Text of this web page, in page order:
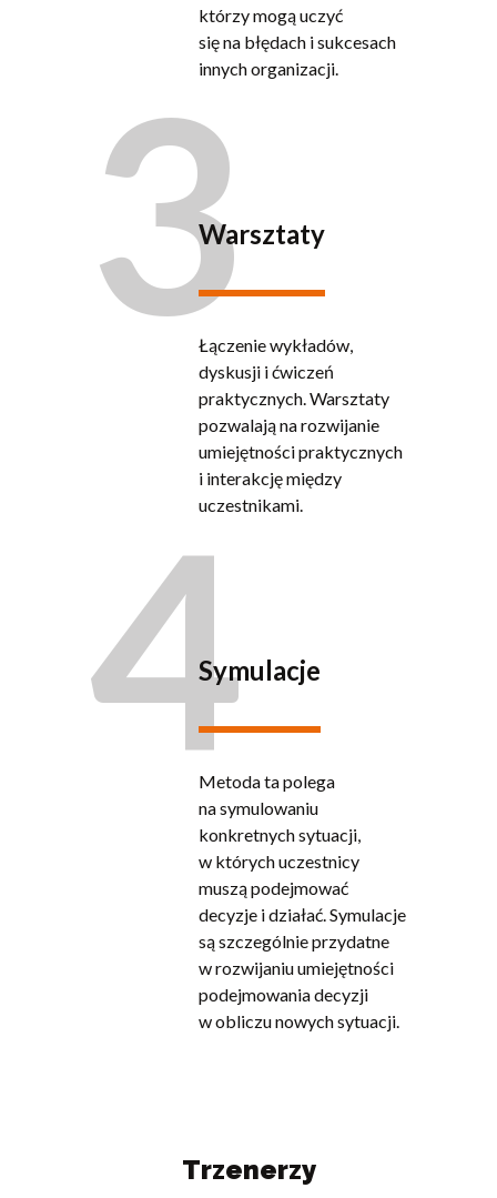
którzy mogą uczyć
się na błędach i sukcesach
innych organizacji.
3Warsztaty
Łączenie wykładów,
dyskusji i ćwiczeń
praktycznych. Warsztaty
pozwalają na rozwijanie
umiejętności praktycznych
i interakcję między
uczestnikami.
4Symulacje
Metoda ta polega
na symulowaniu
konkretnych sytuacji,
w których uczestnicy
muszą podejmować
decyzje i działać. Symulacje
są szczególnie przydatne
w rozwijaniu umiejętności
podejmowania decyzji
w obliczu nowych sytuacji.
Trzenerzy